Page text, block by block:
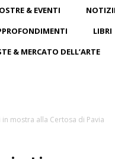
& EVENTI
LIBRI
& MERCATO DELL’ARTE
mostra alla Certosa di Pavia